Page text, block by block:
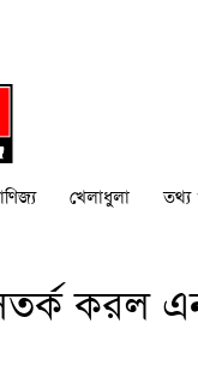
খেলাধুলা তথ্য
করল